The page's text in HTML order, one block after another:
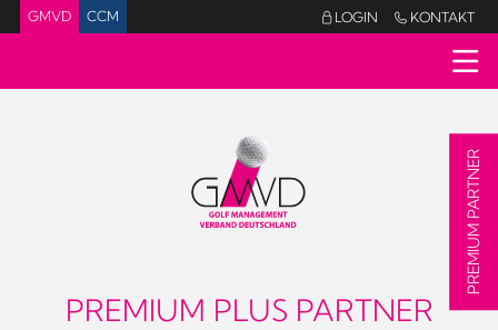
GMVD CCM LOGIN  KONTAKT
PREMIUM PLUS PARTNER
PREMIUM PARTNER